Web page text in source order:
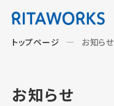
トップページ お知らせ
お知らせ